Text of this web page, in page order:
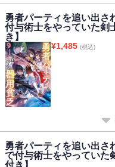
勇者パーティを追い出
付与術士をやっていた
き】
¥1,485 (税込)
勇者パーティを追い出
で付与術士をやってい